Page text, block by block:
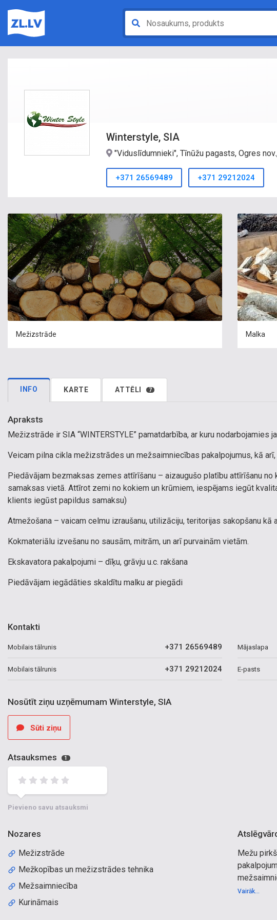
Winterstyle, SIA
"Viduslīdumnieki", Tīnūžu pagasts, Ogres
+371 26569489 +371 29212024
Mežizstrāde Malka
INFO KARTE ATTĒLI 7
Apraksts
Mežizstrāde ir SIA “WINTERSTYLE” pamatdarbība, ar kuru nodarbojamies
Veicam pilna cikla mežizstrādes un mežsaimniecības pakalpojumus, kā
Piedāvājam bezmaksas zemes attīrīšanu – aizaugušo platību attīrīšanu
samaksas vietā. Attīrot zemi no kokiem un krūmiem, iespējams iegūt
klients iegūst papildus samaksu)
Atmežošana – vaicam celmu izraušanu, utilizāciju, teritorijas sakopšanu kā
Kokmateriālu izvešanu no sausām, mitrām, un arī purvainām vietām.
Ekskavatora pakalpojumi – dīķu, grāvju u.c. rakšana
Piedāvājam iegādāties skaldītu malku ar piegādi
Kontakti
Mobilais tālrunis +371 26569489
Mobilais tālrunis +371 29212024
Mājaslapa
E-pasts
Nosūtīt ziņu uzņēmumam Winterstyle, SIA
Sūti ziņu
Atsauksmes 1
Pievieno savu atsauksmi
Nozares
Mežizstrāde
Mežkopības un mežizstrādes tehnika
Mežsaimniecība
Kurināmais
Mežu
forvardera
Vairāk...